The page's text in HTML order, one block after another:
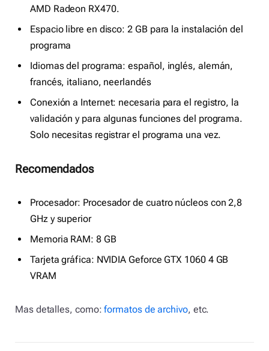
AMD Radeon RX470.
Espacio libre en disco: 2 GB para la instalación del
programa
Idiomas del programa: español, inglés, alemán,
francés, italiano, neerlandés
Conexión a Internet: necesaria para el registro, la
validación y para algunas funciones del programa.
Solo necesitas registrar el programa una vez.
Recomendados
Procesador: Procesador de cuatro núcleos con 2,8
GHz y superior
Memoria RAM: 8 GB
Tarjeta gráfica: NVIDIA Geforce GTX 1060 4 GB
VRAM
Mas detalles, como:formatos de archivo, etc.